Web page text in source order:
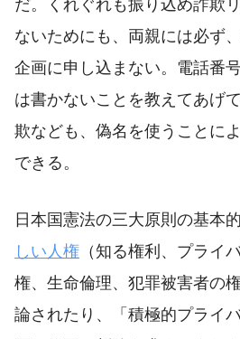
だ。くれぐれも振り込め詐欺
ないためにも、両親には必ず
企画に申し込まない。電話番
は書かないことを教えてあげ
欺なども、偽名を使うことに
できる。
日本国憲法の三大原則の基本
しい人権 （知る権利、プライ
権、生命倫理、犯罪被害者の
論されたり、「積極的プライ